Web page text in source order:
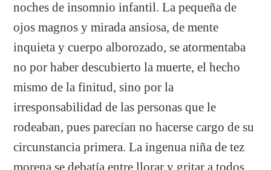
noches de insomnio infantil. La pequeña de
ojos magnos y mirada ansiosa, de mente
inquieta y cuerpo alborozado, se atormentaba
no por haber descubierto la muerte, el hecho
mismo de la finitud, sino por la
irresponsabilidad de las personas que le
rodeaban, pues parecían no hacerse cargo de su
circunstancia primera. La ingenua niña de tez
morena se debatía entre llorar y gritar a todos